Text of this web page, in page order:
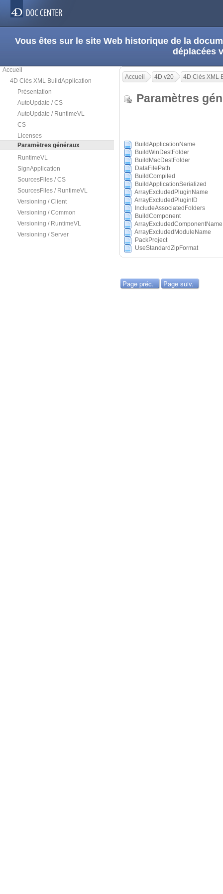
Vous êtes sur le site Web historique de la
déplacées
Accueil
4D Clés XML BuildApplication
Présentation
AutoUpdate / CS
AutoUpdate / RuntimeVL
CS
Licenses
Paramètres généraux
RuntimeVL
SignApplication
SourcesFiles / CS
SourcesFiles / RuntimeVL
Versioning / Client
Versioning / Common
Versioning / RuntimeVL
Versioning / Server
Accueil 4D v20 4D Clés XML
Paramètres
BuildApplicationName
BuildWinDestFolder
BuildMacDestFolder
DataFilePath
BuildCompiled
BuildApplicationSerialized
ArrayExcludedPluginName
ArrayExcludedPluginID
IncludeAssociatedFolders
BuildComponent
ArrayExcludedComponentName
ArrayExcludedModuleName
PackProject
UseStandardZipFormat
Page préc. Page suiv.